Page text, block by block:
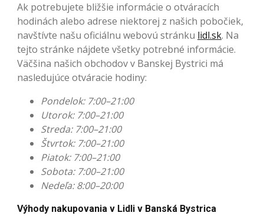
Ak potrebujete bližšie informácie o otváracích
hodinách alebo adrese niektorej z našich pobočiek,
navštívte našu oficiálnu webovú stránku lidl.sk. Na
tejto stránke nájdete všetky potrebné informácie.
Väčšina našich obchodov v Banskej Bystrici má
nasledujúce otváracie hodiny:
Pondelok: 7:00–21:00
Utorok: 7:00–21:00
Streda: 7:00–21:00
Štvrtok: 7:00–21:00
Piatok: 7:00–21:00
Sobota: 7:00–21:00
Nedeľa: 8:00–20:00
Výhody nakupovania v Lidli v Banská Bystrica